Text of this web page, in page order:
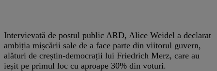
Intervievată de postul public ARD, Alice Weidel a declarat
ambiția mișcării sale de a face parte din viitorul guvern,
alături de creștin-democrații lui Friedrich Merz, care au
ieșit pe primul loc cu aproape 30% din voturi.